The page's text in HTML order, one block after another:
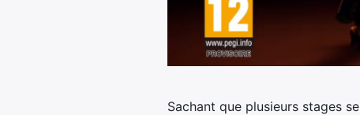
Sachant que plusieurs stages